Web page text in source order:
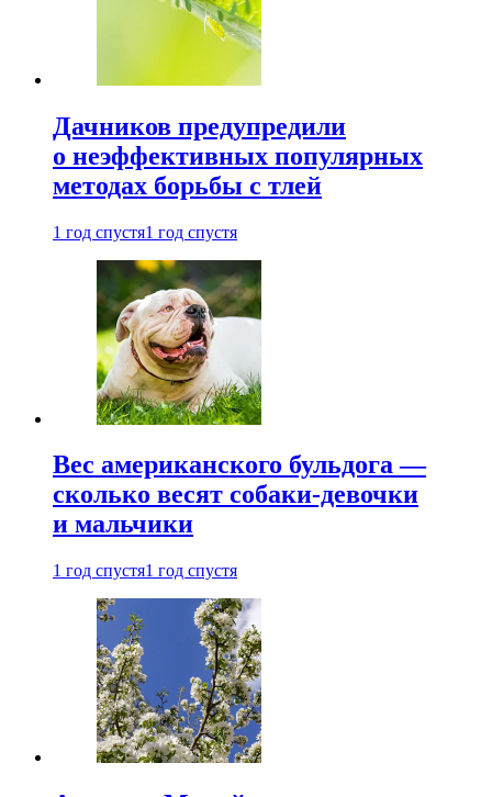
Дачников предупредили
о неэффективных популярных
методах борьбы с тлей
1 год спустя1 год спустя
Вес американского бульдога —
сколько весят собаки-девочки
и мальчики
1 год спустя1 год спустя